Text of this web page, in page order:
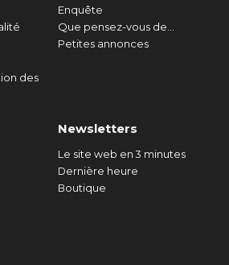
des
Enquête
Que pensez-vous de...
Petites annonces
Newsletters
Le site web en 3 minutes
Dernière heure
Boutique